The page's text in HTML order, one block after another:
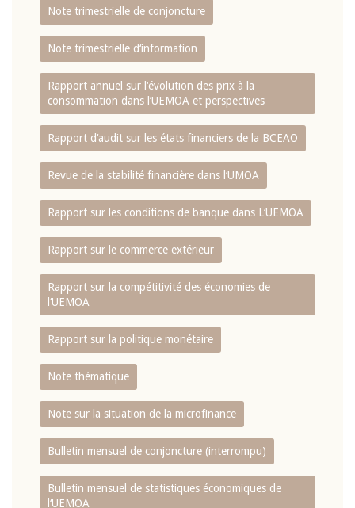
Note trimestrielle de conjoncture
Note trimestrielle d‘information
Rapport annuel sur l‘évolution des prix à la
consommation dans l‘UEMOA et perspectives
Rapport d‘audit sur les états financiers de la BCEAO
Revue de la stabilité financière dans l‘UMOA
Rapport sur les conditions de banque dans L‘UEMOA
Rapport sur le commerce extérieur
Rapport sur la compétitivité des économies de
l‘UEMOA
Rapport sur la politique monétaire
Note thématique
Note sur la situation de la microfinance
Bulletin mensuel de conjoncture (interrompu)
Bulletin mensuel de statistiques économiques de
l‘UEMOA